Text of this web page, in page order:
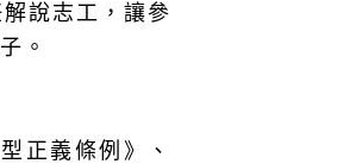
說志工，讓參
。
正義條例》、